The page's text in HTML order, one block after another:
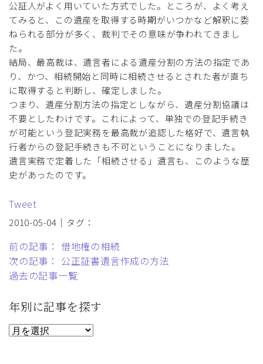
公証人がよく用いていた方式でした。ところが、よく考え
てみると、この遺産を取得する時期がいつかなど解釈に委
ねられる部分が多く、裁判でその意味が争われてきまし
た。
結局、最高裁は、遺言者による遺産分割の方法の指定であ
り、かつ、相続開始と同時に相続させるとされた者が直ち
に取得すると判断し、確定しました。
つまり、遺産分割方法の指定としながら、遺産分割協議は
不要としたわけです。これによって、単独での登記手続き
が可能という登記実務を最高裁が追認した格好で、遺言執
行者からの登記手続きも不可ということになりました。
遺言実務で定着した「相続させる」遺言も、このような歴
史があったのです。
Tweet
2010-05-04｜タグ：
前の記事： 借地権の相続
次の記事： 公正証書遺言作成の方法
過去の記事一覧
年別に記事を探す